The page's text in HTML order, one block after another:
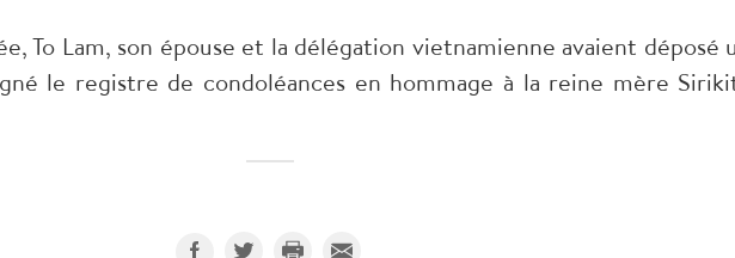
To Lam, son épouse et la délégation vietnamienne avaient déposé
le registre de condoléances en hommage à la reine mère